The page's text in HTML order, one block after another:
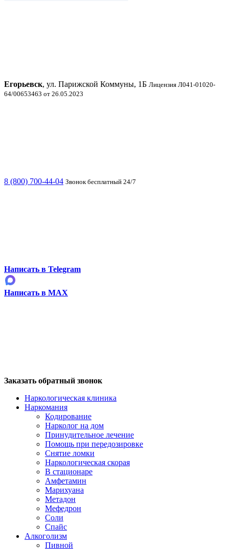
Егорьевск, ул. Парижской Коммуны, 1Б Лицензия Л041-01020-
64/00653463 от 26.05.2023
8 (800) 700-44-04 Звонок бесплатный 24/7
Написать в Telegram
Написать в MAX
Заказать обратный звонок
Наркологическая клиника
Наркомания
Кодирование
Нарколог на дом
Принудительное лечение
Помощь при передозировке
Снятие ломки
Наркологическая скорая
В стационаре
Амфетамин
Марихуана
Метадон
Мефедрон
Соли
Спайс
Алкоголизм
Пивной